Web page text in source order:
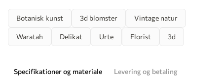
Botanisk kunst 3d blomster Vintage natur
Waratah Delikat Urte Florist 3d
Specifikationer og materiale
Levering og betaling